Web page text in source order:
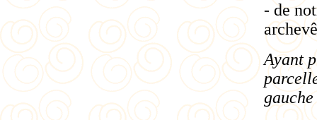
- de
Ayant